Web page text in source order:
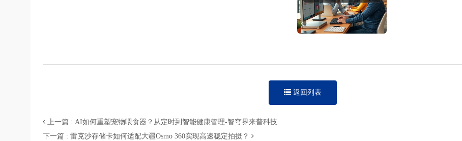
返回列表
上一篇 : AI如何重塑宠物喂食器？从定时到智能健康管理-智穹界来普科技
下一篇 : 雷克沙存储卡如何适配大疆Osmo 360实现高速稳定拍摄？